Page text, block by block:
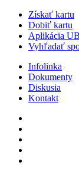
Získať kartu
Dobiť kartu
Aplikácia
Vyhľadať
Infolinka
Dokumenty
Diskusia
Kontakt